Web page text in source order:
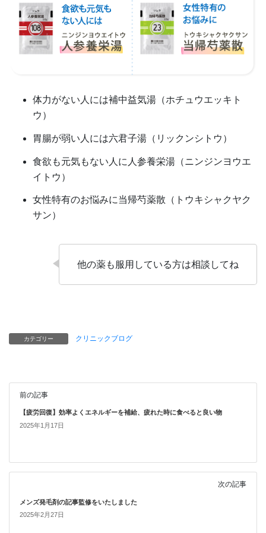
体力がない人には補中益気湯（ホチュウエッキト
ウ）
胃腸が弱い人には六君子湯（リックンシトウ）
食欲も元気もない人に人参養栄湯（ニンジンヨウエ
イトウ）
女性特有のお悩みに当帰芍薬散（トウキシャクヤク
サン）
他の薬も服用している方は相談してね
カテゴリー クリニックブログ
前の記事
【疲労回復】効率よくエネルギーを補給、疲れた時に食べると良い物
2025年1月17日
次の記事
メンズ発毛剤の記事監修をいたしました
2025年2月27日